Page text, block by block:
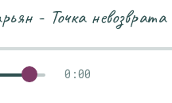
- Точка невозврата
0:00